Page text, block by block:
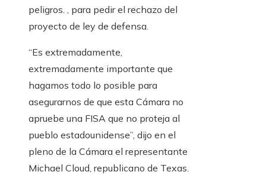
peligros. , para pedir el rechazo del
proyecto de ley de defensa.
“Es extremadamente,
extremadamente importante que
hagamos todo lo posible para
asegurarnos de que esta Cámara no
apruebe una FISA que no proteja al
pueblo estadounidense”, dijo en el
pleno de la Cámara el representante
Michael Cloud, republicano de Texas.